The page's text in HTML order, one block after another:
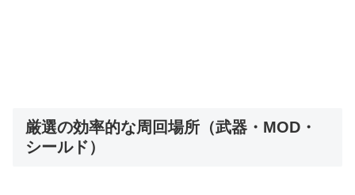
厳選の効率的な周回場所（武器・MOD・
シールド）